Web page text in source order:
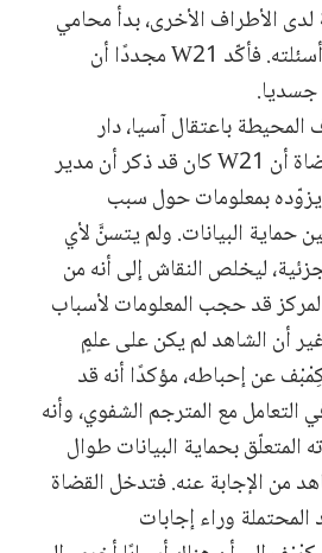
الأطراف الأخرى، بدأ محامي
دفاع توانا كِمْبْف بطرح أسئلته. فأكّد W21 مجددًا أن
جسديا.
باعتقال آسيا، دار
نقاش إثر تأكيد أحد القضاة أن W21 كان قد ذكر أن مدير
يزوّده بمعلومات حول سبب
حماية البيانات. ولم يتسنَّ لأي
ليخلص النقاش إلى أنه من
قد حجب المعلومات لأسباب
غير أن الشاهد لم يكن على علمٍ
عن إحباطه، مؤكدًا أنه قد
التعامل مع المترجم الشفوي، وأنه
بحماية البيانات طوال
من الإجابة عنه. فتدخل القضاة
وراء إجابات